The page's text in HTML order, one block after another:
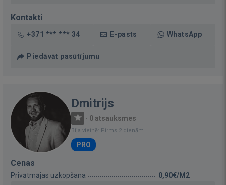
Kontakti
+371 *** *** 34 E-pasts WhatsApp
Piedāvāt pasūtījumu
Dmitrijs
· 0 atsauksmes
Bija vietnē: Pirms 2 dienām
PRO
Cenas
Privātmājas uzkopšana
0,90€/M2